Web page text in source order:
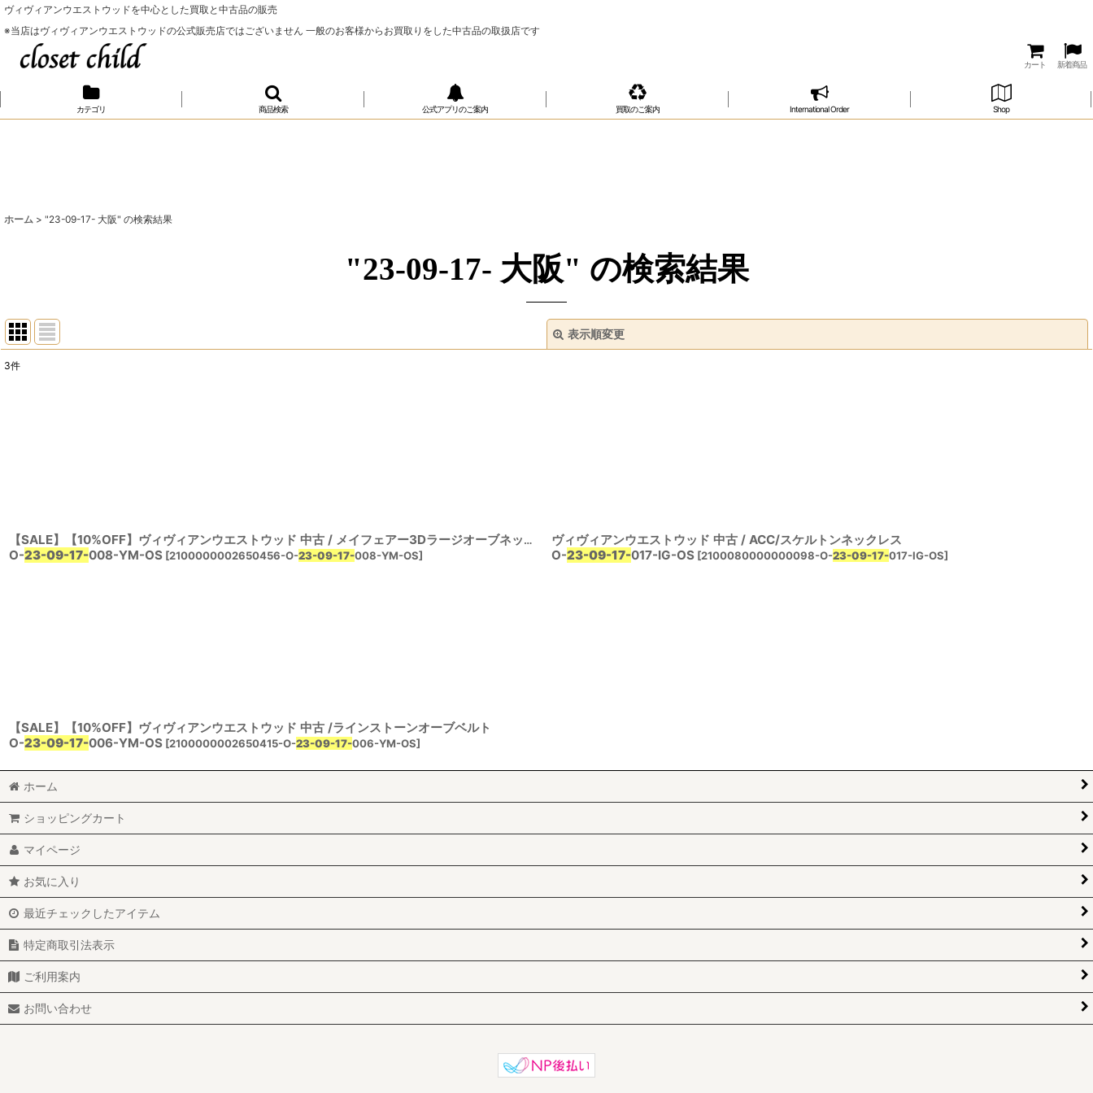
ヴィヴィアンウエストウッドを中心とした買取と中古品の販売
※当店はヴィヴィアンウエストウッドの公式販売店ではございません 一般のお客様からお買取りをした中古品の取扱店です
カート 新着商品
カテゴリ 商品検索 公式アプリのご案内 買取のご案内 International Order Shop
ホーム > "23-09-17- 大阪" の検索結果
"23-09-17- 大阪" の検索結果
表示順変更
3件
【SALE】【10%OFF】ヴィヴィアンウエストウッド 中古 / メイフェアー3Dラージオーブネックレス
O-23-09-17-008-YM-OS [2100000002650456-O-23-09-17-008-YM-OS]
ヴィヴィアンウエストウッド 中古 / ACC/スケルトンネックレス
O-23-09-17-017-IG-OS [2100080000000098-O-23-09-17-017-IG-OS]
【SALE】【10%OFF】ヴィヴィアンウエストウッド 中古 /ラインストーンオーブベルト
O-23-09-17-006-YM-OS [2100000002650415-O-23-09-17-006-YM-OS]
ホーム
ショッピングカート
マイページ
お気に入り
最近チェックしたアイテム
特定商取引法表示
ご利用案内
お問い合わせ